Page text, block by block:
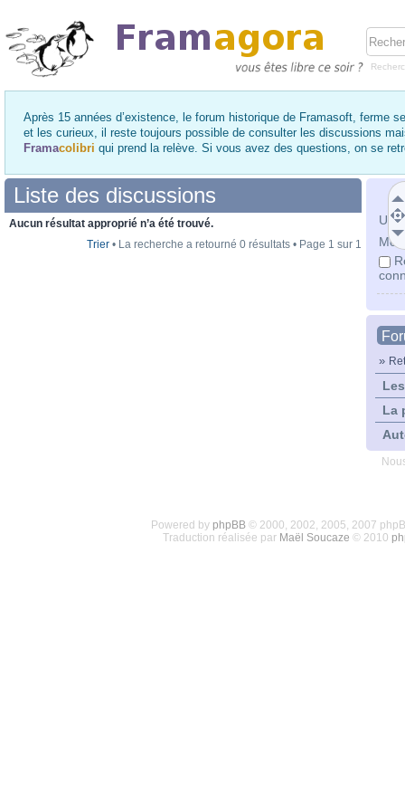
Après 15 années d’existence, le forum historique de Framasoft, ferme
et les curieux, il reste toujours possible de consulter les discussions
Framacolibri qui prend la relève. Si vous avez des questions, on se
Mot
»
La
Liste des discussions
Aucun résultat approprié n’a été trouvé.
Trier • La recherche a retourné 0 résultats • Page 1 sur 1
Powered by phpBB© 2000, 2002, 2005, 2007
Traduction réalisée par Maël Soucaze © 2010